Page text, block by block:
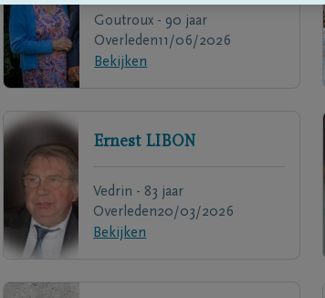
Goutroux - 90 jaar
Overleden11/06/2026
Bekijken
Ernest LIBON
Vedrin - 83 jaar
Overleden20/03/2026
Bekijken